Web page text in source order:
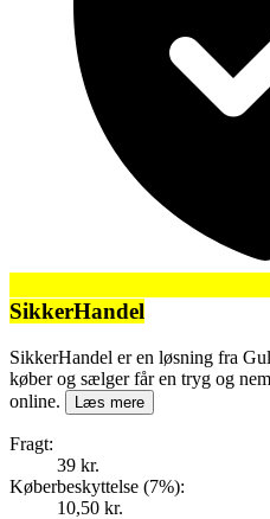
SikkerHandel
SikkerHandel er en løsning fra
køber og sælger får en tryg og
online.
Læs mere
Fragt:
39 kr.
Køberbeskyttelse (7%):
10,50 kr.